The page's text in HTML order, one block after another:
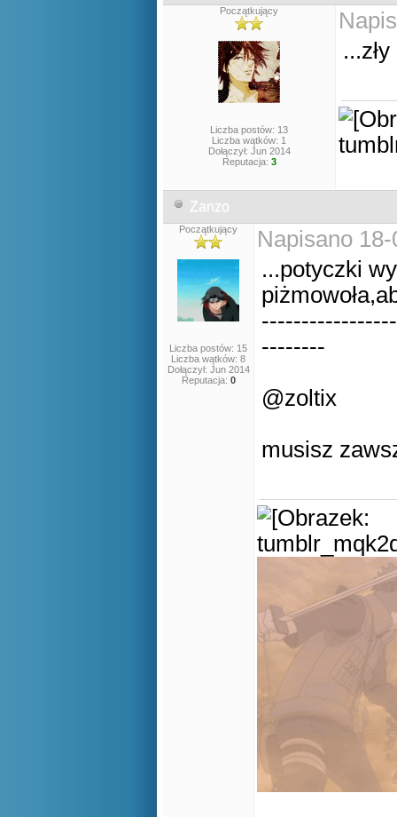
Początkujący
Liczba postów: 13
Liczba wątków: 1
Dołączył: Jun 2014
Reputacja: 3
Zanzo
Początkujący
Liczba postów: 15
Liczba wątków: 8
Dołączył: Jun 2014
Reputacja: 0
Napisano
...potyczki
--------
@zoltix
musisz